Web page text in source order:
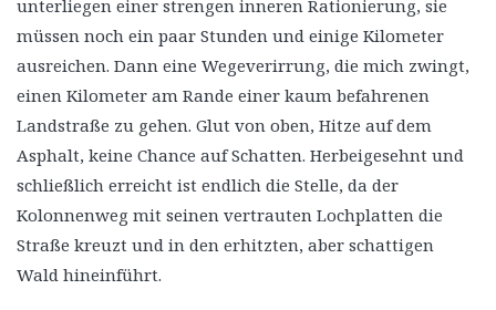
unterliegen einer strengen inneren Rationierung, sie
müssen noch ein paar Stunden und einige Kilometer
ausreichen. Dann eine Wegeverirrung, die mich zwingt,
einen Kilometer am Rande einer kaum befahrenen
Landstraße zu gehen. Glut von oben, Hitze auf dem
Asphalt, keine Chance auf Schatten. Herbeigesehnt und
schließlich erreicht ist endlich die Stelle, da der
Kolonnenweg mit seinen vertrauten Lochplatten die
Straße kreuzt und in den erhitzten, aber schattigen
Wald hineinführt.